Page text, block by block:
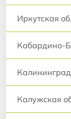
Иркутская
Кабардино-
Калужская